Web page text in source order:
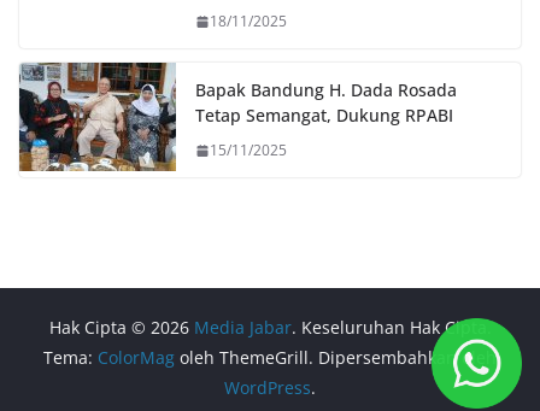
18/11/2025
Bapak Bandung H. Dada Rosada
Tetap Semangat, Dukung RPABI
15/11/2025
Hak Cipta © 2026 Media Jabar. Keseluruhan Hak Cipta.
Tema: ColorMag oleh ThemeGrill. Dipersembahkan oleh
WordPress.